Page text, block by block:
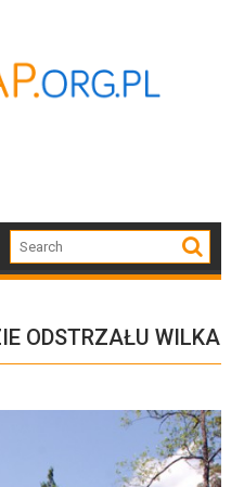
ODSTRZAŁU WILKA